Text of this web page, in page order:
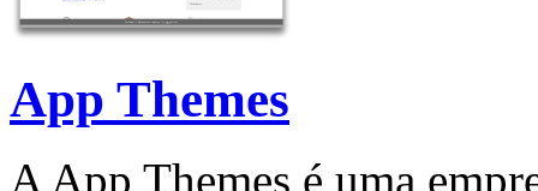
App Themes
A App Themes é uma